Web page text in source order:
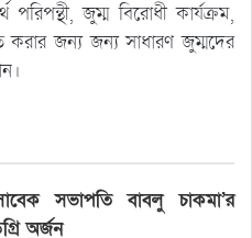
জুম্ম বিরোধী কার্যক্রম,
করার জন্য জন্য সাধারণ জুম্মদের
সভাপতি বাবলু চাকমা’র
অর্জন